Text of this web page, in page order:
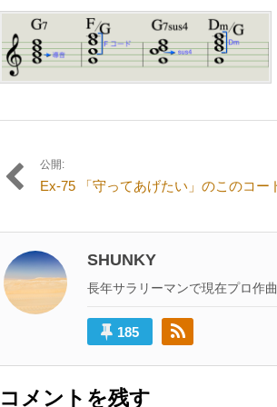
月
25
日
イ
ズ
の
リ
ン
投
ナ
ビ
ゲ
ー
ョ
ン
公開:
Ex-75 「守ってあげたい」のこのコー
SHUNKY
長年サラリーマンで現在プロ作曲
185
コメントを残す